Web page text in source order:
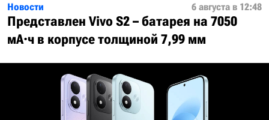
Новости 6 августа в 12:48
Представлен Vivo S2 – батарея на 7050
мА·ч в корпусе толщиной 7,99 мм